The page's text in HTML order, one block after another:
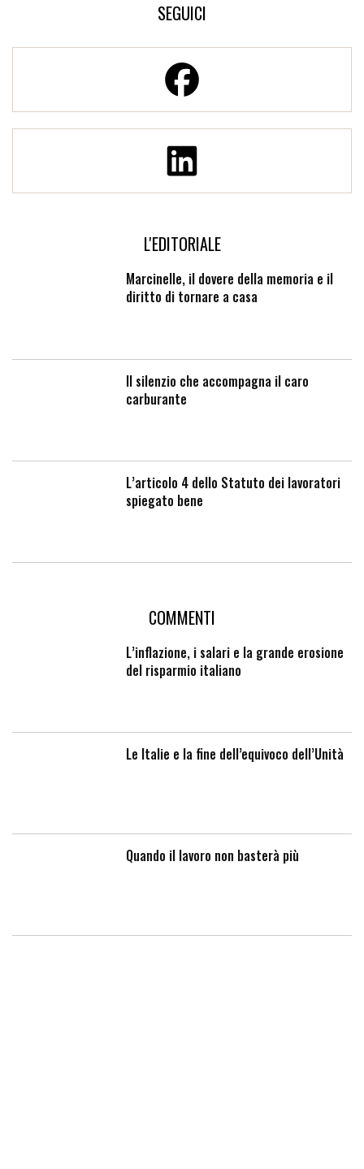
SEGUICI
L'EDITORIALE
Marcinelle, il dovere della memoria e il
diritto di tornare a casa
Il silenzio che accompagna il caro
carburante
L’articolo 4 dello Statuto dei lavoratori
spiegato bene
COMMENTI
L’inflazione, i salari e la grande erosione
del risparmio italiano
Le Italie e la fine dell’equivoco dell’Unità
Quando il lavoro non basterà più